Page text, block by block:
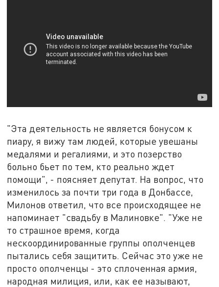
"Эта деятельность не является бонусом к
пиару, я вижу там людей, которые увешаны
медалями и регалиями, и это позерство
больно бьет по тем, кто реально ждет
помощи", - поясняет депутат. На вопрос, что
изменилось за почти три года в Донбассе,
Милонов ответил, что все происходящее не
напоминает "свадьбу в Малиновке". "Уже не
то страшное время, когда
нескоординированные группы ополченцев
пытались себя защитить. Сейчас это уже не
просто ополченцы - это сплоченная армия,
народная милиция, или, как ее называют,